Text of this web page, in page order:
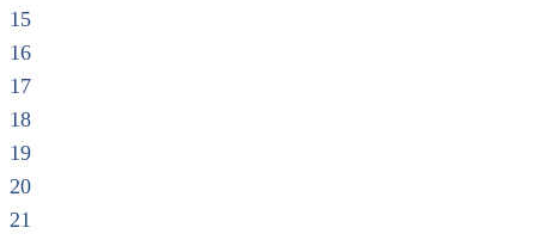
15
16
17
18
19
20
21